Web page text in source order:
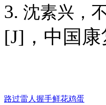
3. 沈素兴，
[J] ，中国
路过雷人 握手鲜花鸡蛋